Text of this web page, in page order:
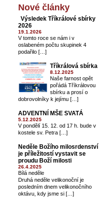
Nové články
Výsledek Tříkrálové sbírky
2026
19.1.2026
V tomto roce se nám i v
oslabeném počtu skupinek 4
podařilo […]
Tříkrálová sbírka
8.12.2025
Naše farnost opět
pořádá Tříkrálovou
sbírku a prosí o
dobrovolníky k jejímu […]
ADVENTNÍ MŠE SVATÁ
5.12.2025
V pondělí 15. 12. od 17 h. bude v
kostele sv. Petra […]
Neděle Božího milosrdenství
je příležitostí vystavit se
proudu Boží milosti
26.4.2025
Bílá neděle
Druhá neděle velikonoční je
posledním dnem velikonočního
oktávu, kdy jsme si […]